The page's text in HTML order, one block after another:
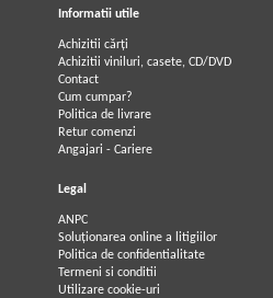
Informatii utile
Achizitii cărți
Achizitii viniluri, casete, CD/DVD
Contact
Cum cumpar?
Politica de livrare
Retur comenzi
Angajari - Cariere
Legal
ANPC
Soluționarea online a litigiilor
Politica de confidentialitate
Termeni si conditii
Utilizare cookie-uri